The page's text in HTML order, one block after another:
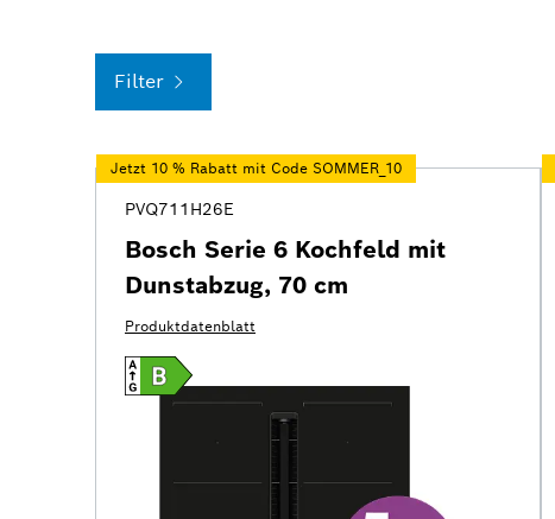
Filter
Jetzt 10 % Rabatt mit Code SOMMER_10
PVQ711H26E
Bosch Serie 6 Kochfeld mit
Dunstabzug, 70 cm
Produktdatenblatt